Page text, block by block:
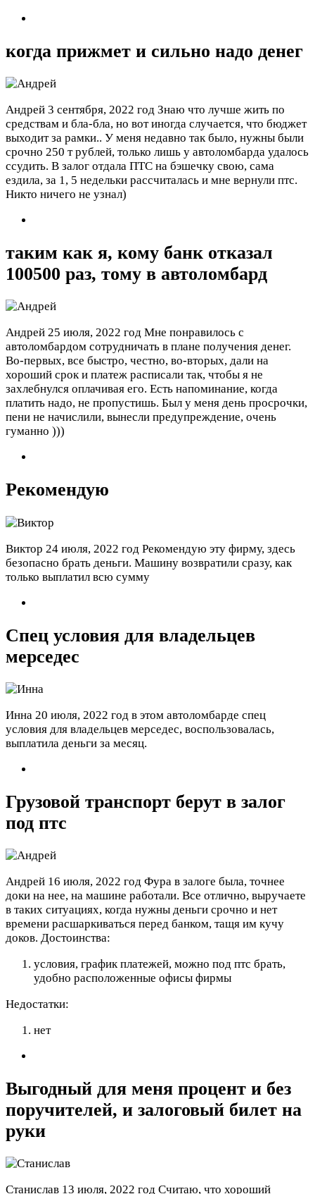
когда прижмет и сильно надо денег
Андрей 3 сентября, 2022 год Знаю что лучше жить по
средствам и бла-бла, но вот иногда случается, что бюджет
выходит за рамки.. У меня недавно так было, нужны были
срочно 250 т рублей, только лишь у автоломбарда удалось
ссудить. В залог отдала ПТС на бэшечку свою, сама
ездила, за 1, 5 недельки рассчиталась и мне вернули птс.
Никто ничего не узнал)
таким как я, кому банк отказал
100500 раз, тому в автоломбард
Андрей 25 июля, 2022 год Мне понравилось с
автоломбардом сотрудничать в плане получения денег.
Во-первых, все быстро, честно, во-вторых, дали на
хороший срок и платеж расписали так, чтобы я не
захлебнулся оплачивая его. Есть напоминание, когда
платить надо, не пропустишь. Был у меня день просрочки,
пени не начислили, вынесли предупреждение, очень
гуманно )))
Рекомендую
Виктор 24 июля, 2022 год Рекомендую эту фирму, здесь
безопасно брать деньги. Машину возвратили сразу, как
только выплатил всю сумму
Спец условия для владельцев
мерседес
Инна 20 июля, 2022 год в этом автоломбарде спец
условия для владельцев мерседес, воспользовалась,
выплатила деньги за месяц.
Грузовой транспорт берут в залог
под птс
Андрей 16 июля, 2022 год Фура в залоге была, точнее
доки на нее, на машине работали. Все отлично, выручаете
в таких ситуациях, когда нужны деньги срочно и нет
времени расшаркиваться перед банком, тащя им кучу
доков. Достоинства:
условия, график платежей, можно под птс брать,
удобно расположенные офисы фирмы
Недостатки:
нет
Выгодный для меня процент и без
поручителей, и залоговый билет на
руки
Станислав 13 июля, 2022 год Считаю, что хороший